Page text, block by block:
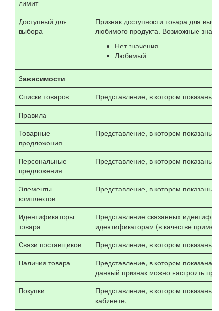
лимит
Доступный для
выбора
Признак доступности товара для
любимого продукта. Возможные
Нет значения
Любимый
Зависимости
Списки товаров
Представление, в котором показаны
Правила
Товарные
предложения
Представление, в котором показаны
Персональные
предложения
Представление, в котором показаны
Элементы
комплектов
Представление, в котором показаны
Идентификаторы
товара
Представление связанных
идентификаторам (в качестве
Связи поставщиков
Представление, в котором показаны
Наличия товара
Представление, в котором показана
данный признак можно настроить
Покупки
Представление, в котором показаны
кабинете.